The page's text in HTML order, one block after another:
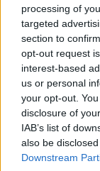
processing of
targeted
section to
opt-out request
interest-based
us or personal
your opt-out.
disclosure of
IAB’s list of
also be
Downstream
El petróleo
Lucía Herrera · 5 Ago
FINANZAS